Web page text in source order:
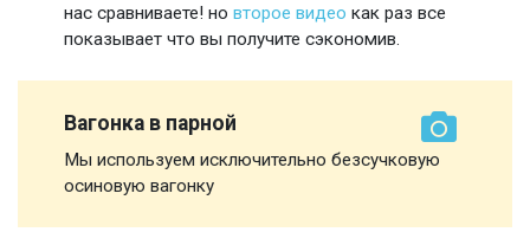
нас сравниваете! но второе видео как раз все
показывает что вы получите сэкономив.
Вагонка в парной
Мы используем исключительно безсучковую
осиновую вагонку